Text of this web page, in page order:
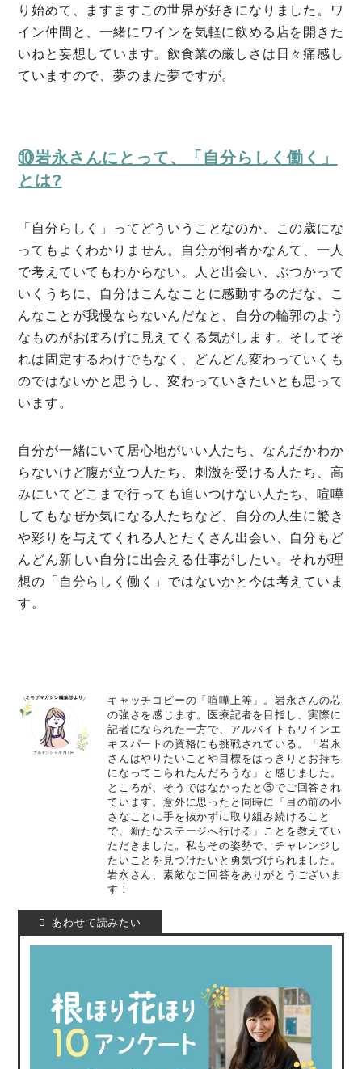
り始めて、ますますこの世界が好きになりました。ワ
イン仲間と、一緒にワインを気軽に飲める店を開きた
いねと妄想しています。飲食業の厳しさは日々痛感し
ていますので、夢のまた夢ですが。
⑩岩永さんにとって、「自分らしく働く」
とは?
「自分らしく」ってどういうことなのか、この歳にな
ってもよくわかりません。自分が何者かなんて、一人
で考えていてもわからない。人と出会い、ぶつかって
いくうちに、自分はこんなことに感動するのだな、こ
んなことが我慢ならないんだなと、自分の輪郭のよう
なものがおぼろげに見えてくる気がします。そしてそ
れは固定するわけでもなく、どんどん変わっていくも
のではないかと思うし、変わっていきたいとも思って
います。
自分が一緒にいて居心地がいい人たち、なんだかわか
らないけど腹が立つ人たち、刺激を受ける人たち、高
みにいてどこまで行っても追いつけない人たち、喧嘩
してもなぜか気になる人たちなど、自分の人生に驚き
や彩りを与えてくれる人とたくさん出会い、自分もど
んどん新しい自分に出会える仕事がしたい。それが理
想の「自分らしく働く」ではないかと今は考えていま
す。
キャッチコピーの「喧嘩上等」。岩永さんの芯
の強さを感じます。医療記者を目指し、実際に
記者になられた一方で、アルバイトもワインエ
キスパートの資格にも挑戦されている。「岩永
さんはやりたいことや目標をはっきりとお持ち
になってこられたんだろうな」と感じました。
ところが、そうではなかったと⑤でご回答され
ています。意外に思ったと同時に「目の前の小
さなことに手を抜かずに取り組み続けること
で、新たなステージへ行ける」ことを教えてい
ただきました。私もその姿勢で、チャレンジし
たいことを見つけたいと勇気づけられました。
岩永さん、素敵なご回答をありがとうございま
す！